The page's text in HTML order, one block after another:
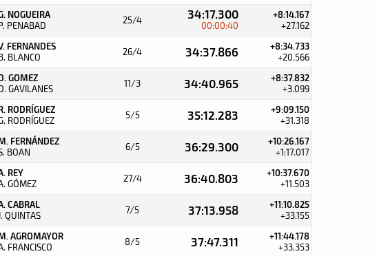
NOGUEIRA
PENABAD 25/4 34:17.300
00:00:40
+8:14.167
+27.162
FERNANDES
BLANCO 26/4 34:37.866 +8:34.733
+20.566
GOMEZ
GAVILANES 11/3 34:40.965 +8:37.832
+3.099
RODRÍGUEZ
RODRÍGUEZ 5/5 35:12.283 +9:09.150
+31.318
FERNÁNDEZ
BOAN 6/5 36:29.300 +10:26.167
+1:17.017
REY
GÓMEZ 27/4 36:40.803 +10:37.670
+11.503
CABRAL
QUINTAS 7/5 37:13.958 +11:10.825
+33.155
AGROMAYOR
FRANCISCO 8/5 37:47.311 +11:44.178
+33.353